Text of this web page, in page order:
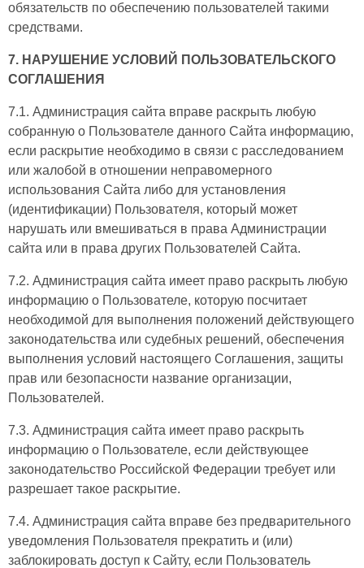
обязательств по обеспечению пользователей такими
средствами.
7. НАРУШЕНИЕ УСЛОВИЙ ПОЛЬЗОВАТЕЛЬСКОГО
СОГЛАШЕНИЯ
7.1. Администрация сайта вправе раскрыть любую
собранную о Пользователе данного Сайта информацию,
если раскрытие необходимо в связи с расследованием
или жалобой в отношении неправомерного
использования Сайта либо для установления
(идентификации) Пользователя, который может
нарушать или вмешиваться в права Администрации
сайта или в права других Пользователей Сайта.
7.2. Администрация сайта имеет право раскрыть любую
информацию о Пользователе, которую посчитает
необходимой для выполнения положений действующего
законодательства или судебных решений, обеспечения
выполнения условий настоящего Соглашения, защиты
прав или безопасности название организации,
Пользователей.
7.3. Администрация сайта имеет право раскрыть
информацию о Пользователе, если действующее
законодательство Российской Федерации требует или
разрешает такое раскрытие.
7.4. Администрация сайта вправе без предварительного
уведомления Пользователя прекратить и (или)
заблокировать доступ к Сайту, если Пользователь